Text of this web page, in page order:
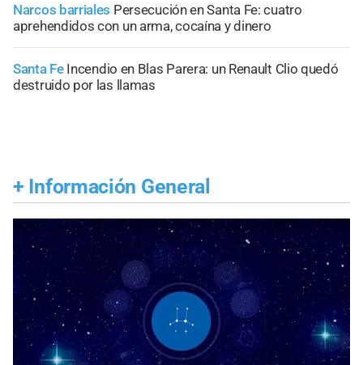
Narcos barriales Persecución en Santa Fe: cuatro
aprehendidos con un arma, cocaína y dinero
Santa Fe Incendio en Blas Parera: un Renault Clio quedó
destruido por las llamas
+ Información General